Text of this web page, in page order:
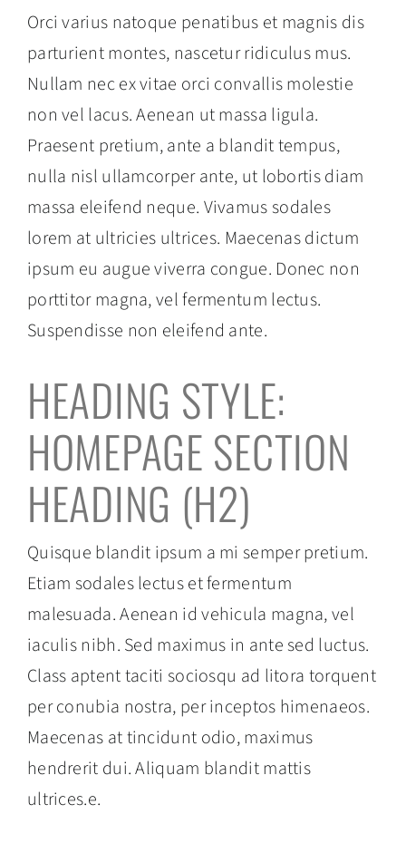
Orci varius natoque penatibus et magnis dis
parturient montes, nascetur ridiculus mus.
Nullam nec ex vitae orci convallis molestie
non vel lacus. Aenean ut massa ligula.
Praesent pretium, ante a blandit tempus,
nulla nisl ullamcorper ante, ut lobortis diam
massa eleifend neque. Vivamus sodales
lorem at ultricies ultrices. Maecenas dictum
ipsum eu augue viverra congue. Donec non
porttitor magna, vel fermentum lectus.
Suspendisse non eleifend ante.
HEADING STYLE:
HOMEPAGE SECTION
HEADING (H2)
Quisque blandit ipsum a mi semper pretium.
Etiam sodales lectus et fermentum
malesuada. Aenean id vehicula magna, vel
iaculis nibh. Sed maximus in ante sed luctus.
Class aptent taciti sociosqu ad litora torquent
per conubia nostra, per inceptos himenaeos.
Maecenas at tincidunt odio, maximus
hendrerit dui. Aliquam blandit mattis
ultrices.e.